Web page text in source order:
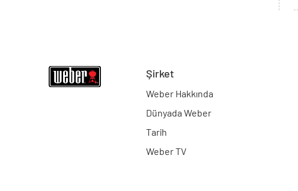
Şirket
Weber Hakkında
Dünyada Weber
Tarih
Weber TV